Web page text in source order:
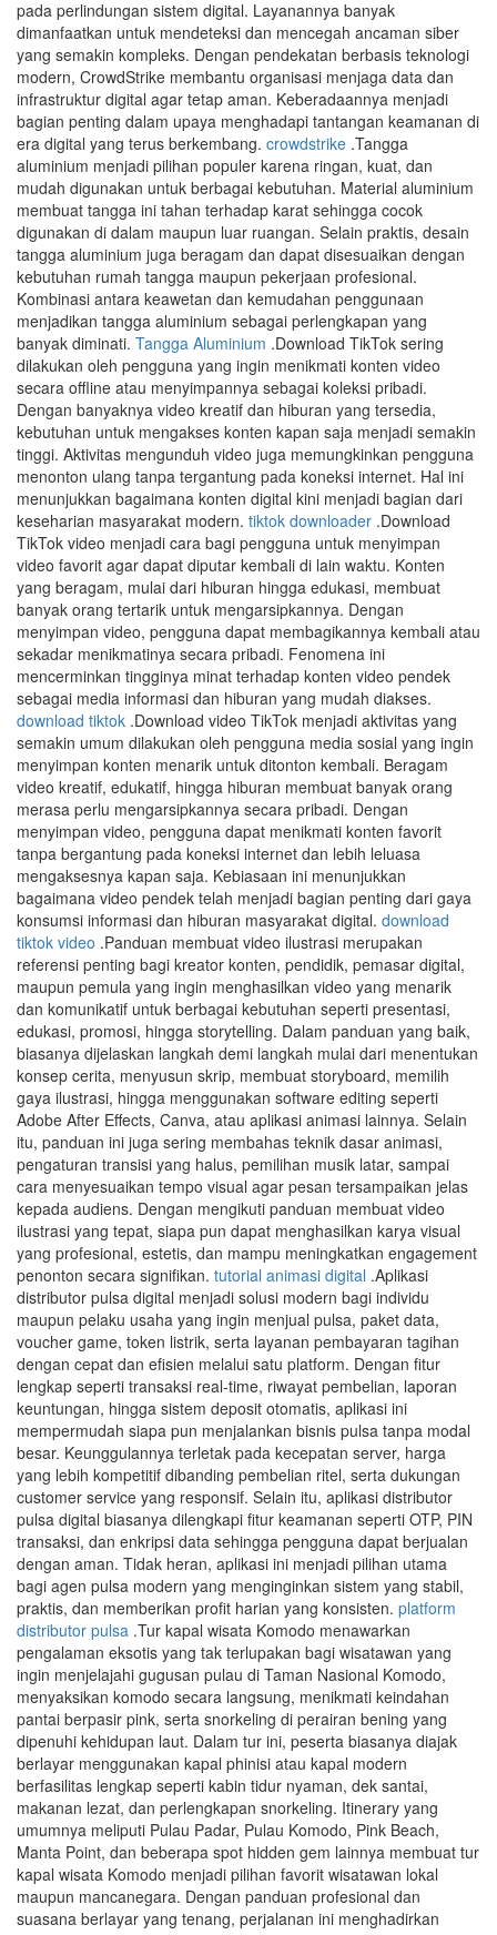
pada perlindungan sistem digital. Layanannya banyak
dimanfaatkan untuk mendeteksi dan mencegah ancaman siber
yang semakin kompleks. Dengan pendekatan berbasis teknologi
modern, CrowdStrike membantu organisasi menjaga data dan
infrastruktur digital agar tetap aman. Keberadaannya menjadi
bagian penting dalam upaya menghadapi tantangan keamanan di
era digital yang terus berkembang. crowdstrike .Tangga
aluminium menjadi pilihan populer karena ringan, kuat, dan
mudah digunakan untuk berbagai kebutuhan. Material aluminium
membuat tangga ini tahan terhadap karat sehingga cocok
digunakan di dalam maupun luar ruangan. Selain praktis, desain
tangga aluminium juga beragam dan dapat disesuaikan dengan
kebutuhan rumah tangga maupun pekerjaan profesional.
Kombinasi antara keawetan dan kemudahan penggunaan
menjadikan tangga aluminium sebagai perlengkapan yang
banyak diminati. Tangga Aluminium .Download TikTok sering
dilakukan oleh pengguna yang ingin menikmati konten video
secara offline atau menyimpannya sebagai koleksi pribadi.
Dengan banyaknya video kreatif dan hiburan yang tersedia,
kebutuhan untuk mengakses konten kapan saja menjadi semakin
tinggi. Aktivitas mengunduh video juga memungkinkan pengguna
menonton ulang tanpa tergantung pada koneksi internet. Hal ini
menunjukkan bagaimana konten digital kini menjadi bagian dari
keseharian masyarakat modern. tiktok downloader .Download
TikTok video menjadi cara bagi pengguna untuk menyimpan
video favorit agar dapat diputar kembali di lain waktu. Konten
yang beragam, mulai dari hiburan hingga edukasi, membuat
banyak orang tertarik untuk mengarsipkannya. Dengan
menyimpan video, pengguna dapat membagikannya kembali atau
sekadar menikmatinya secara pribadi. Fenomena ini
mencerminkan tingginya minat terhadap konten video pendek
sebagai media informasi dan hiburan yang mudah diakses.
download tiktok .Download video TikTok menjadi aktivitas yang
semakin umum dilakukan oleh pengguna media sosial yang ingin
menyimpan konten menarik untuk ditonton kembali. Beragam
video kreatif, edukatif, hingga hiburan membuat banyak orang
merasa perlu mengarsipkannya secara pribadi. Dengan
menyimpan video, pengguna dapat menikmati konten favorit
tanpa bergantung pada koneksi internet dan lebih leluasa
mengaksesnya kapan saja. Kebiasaan ini menunjukkan
bagaimana video pendek telah menjadi bagian penting dari gaya
konsumsi informasi dan hiburan masyarakat digital. download
tiktok video .Panduan membuat video ilustrasi merupakan
referensi penting bagi kreator konten, pendidik, pemasar digital,
maupun pemula yang ingin menghasilkan video yang menarik
dan komunikatif untuk berbagai kebutuhan seperti presentasi,
edukasi, promosi, hingga storytelling. Dalam panduan yang baik,
biasanya dijelaskan langkah demi langkah mulai dari menentukan
konsep cerita, menyusun skrip, membuat storyboard, memilih
gaya ilustrasi, hingga menggunakan software editing seperti
Adobe After Effects, Canva, atau aplikasi animasi lainnya. Selain
itu, panduan ini juga sering membahas teknik dasar animasi,
pengaturan transisi yang halus, pemilihan musik latar, sampai
cara menyesuaikan tempo visual agar pesan tersampaikan jelas
kepada audiens. Dengan mengikuti panduan membuat video
ilustrasi yang tepat, siapa pun dapat menghasilkan karya visual
yang profesional, estetis, dan mampu meningkatkan engagement
penonton secara signifikan. tutorial animasi digital .Aplikasi
distributor pulsa digital menjadi solusi modern bagi individu
maupun pelaku usaha yang ingin menjual pulsa, paket data,
voucher game, token listrik, serta layanan pembayaran tagihan
dengan cepat dan efisien melalui satu platform. Dengan fitur
lengkap seperti transaksi real-time, riwayat pembelian, laporan
keuntungan, hingga sistem deposit otomatis, aplikasi ini
mempermudah siapa pun menjalankan bisnis pulsa tanpa modal
besar. Keunggulannya terletak pada kecepatan server, harga
yang lebih kompetitif dibanding pembelian ritel, serta dukungan
customer service yang responsif. Selain itu, aplikasi distributor
pulsa digital biasanya dilengkapi fitur keamanan seperti OTP, PIN
transaksi, dan enkripsi data sehingga pengguna dapat berjualan
dengan aman. Tidak heran, aplikasi ini menjadi pilihan utama
bagi agen pulsa modern yang menginginkan sistem yang stabil,
praktis, dan memberikan profit harian yang konsisten. platform
distributor pulsa .Tur kapal wisata Komodo menawarkan
pengalaman eksotis yang tak terlupakan bagi wisatawan yang
ingin menjelajahi gugusan pulau di Taman Nasional Komodo,
menyaksikan komodo secara langsung, menikmati keindahan
pantai berpasir pink, serta snorkeling di perairan bening yang
dipenuhi kehidupan laut. Dalam tur ini, peserta biasanya diajak
berlayar menggunakan kapal phinisi atau kapal modern
berfasilitas lengkap seperti kabin tidur nyaman, dek santai,
makanan lezat, dan perlengkapan snorkeling. Itinerary yang
umumnya meliputi Pulau Padar, Pulau Komodo, Pink Beach,
Manta Point, dan beberapa spot hidden gem lainnya membuat tur
kapal wisata Komodo menjadi pilihan favorit wisatawan lokal
maupun mancanegara. Dengan panduan profesional dan
suasana berlayar yang tenang, perjalanan ini menghadirkan